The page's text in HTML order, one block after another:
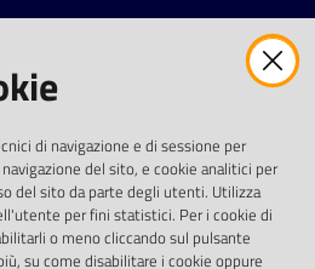
di navigazione e di sessione per
del sito, e cookie analitici per
del sito da parte degli utenti. Utilizza
per fini statistici. Per i cookie di
o meno cliccando sul pulsante
su come disabilitare i cookie oppure